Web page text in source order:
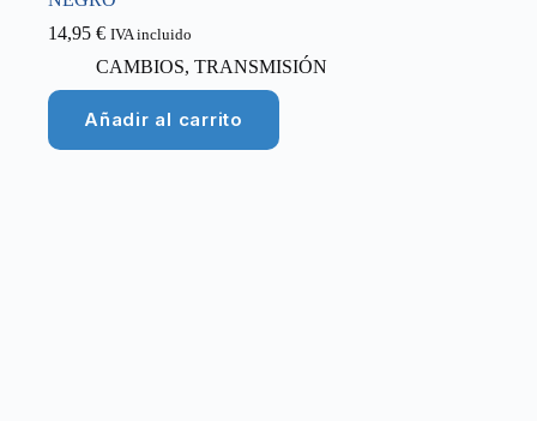
14,95 € IVA incluido
CAMBIOS, TRANSMISIÓN
Añadir al carrito